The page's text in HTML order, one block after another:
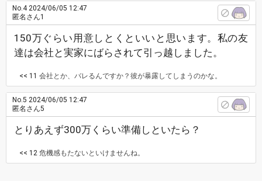
No.42024/06/05 12:47
匿名さん1
150万ぐらい用意しとくといいと思います。私の友
達は会社と実家にばらされて引っ越しました。
<< 11 会社とか、バレるんですか？彼が暴露してしまうのかな。
No.5 2024/06/05 12:47
匿名さん5
とりあえず300万くらい準備しといたら？
<< 12 危機感もたないといけませんね。